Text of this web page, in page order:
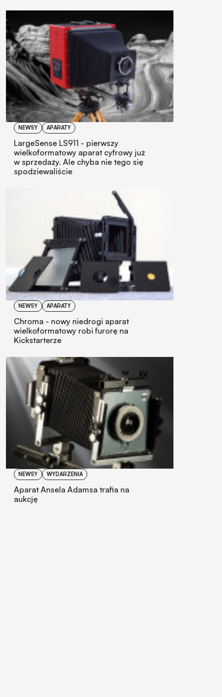
NEWSY APARATY
LargeSense LS911 - pierwszy
wielkoformatowy aparat cyfrowy już
w sprzedaży. Ale chyba nie tego się
spodziewaliście
NEWSY APARATY
Chroma - nowy niedrogi aparat
wielkoformatowy robi furorę na
Kickstarterze
NEWSY WYDARZENIA
Aparat Ansela Adamsa trafia na
aukcję